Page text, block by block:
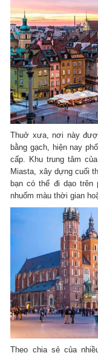
Thuở xưa, nơi này
bằng gạch, hiện nay
cấp. Khu trung tâm
Miasta, xây dựng cuối
bạn có thể đi dạo trên
nhuốm màu thời gian
Theo chia sẻ của